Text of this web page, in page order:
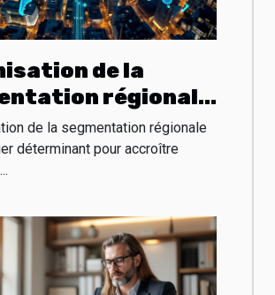
de la
régionale
B2B en
de la segmentation régionale
déterminant pour accroître